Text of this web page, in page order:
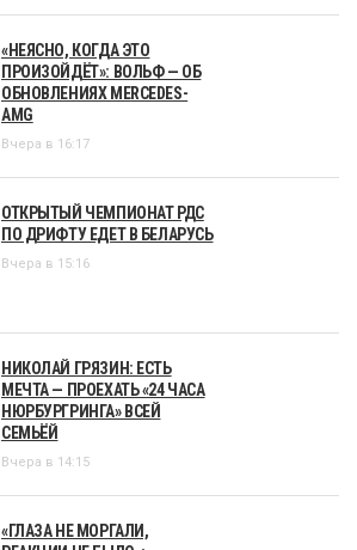
«НЕЯСНО, КОГДА ЭТО
ПРОИЗОЙДЁТ»: ВОЛЬФ — ОБ
ОБНОВЛЕНИЯХ MERCEDES-
AMG
Вчера в 16:17
ОТКРЫТЫЙ ЧЕМПИОНАТ РДС
ПО ДРИФТУ ЕДЕТ В БЕЛАРУСЬ
Вчера в 15:16
НИКОЛАЙ ГРЯЗИН: ЕСТЬ
МЕЧТА — ПРОЕХАТЬ «24 ЧАСА
НЮРБУРГРИНГА» ВСЕЙ
СЕМЬЁЙ
Вчера в 14:15
«ГЛАЗА НЕ МОРГАЛИ,